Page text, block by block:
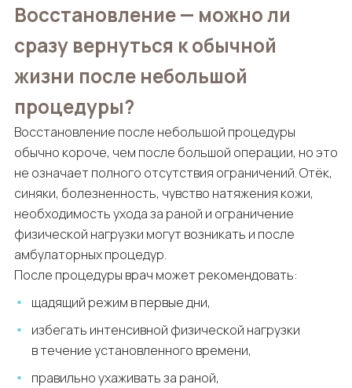
Восстановление — можно ли
сразу вернуться к обычной
жизни после небольшой
процедуры?
Восстановление после небольшой процедуры
обычно короче, чем после большой операции, но это
не означает полного отсутствия ограничений. Отёк,
синяки, болезненность, чувство натяжения кожи,
необходимость ухода за раной и ограничение
физической нагрузки могут возникать и после
амбулаторных процедур.
После процедуры врач может рекомендовать:
щадящий режим в первые дни,
избегать интенсивной физической нагрузки
в течение установленного времени,
правильно ухаживать за раной,